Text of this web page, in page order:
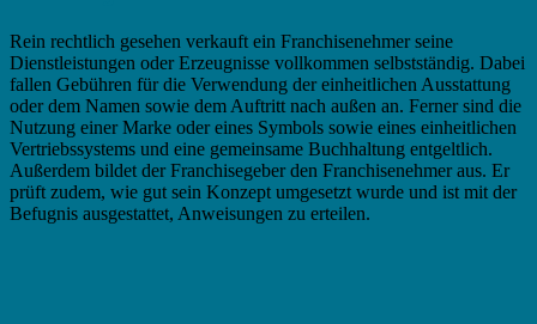
Rein rechtlich gesehen verkauft ein Franchisenehmer seine
Dienstleistungen oder Erzeugnisse vollkommen selbstständig. Dabei
fallen Gebühren für die Verwendung der einheitlichen Ausstattung
oder dem Namen sowie dem Auftritt nach außen an. Ferner sind die
Nutzung einer Marke oder eines Symbols sowie eines einheitlichen
Vertriebssystems und eine gemeinsame Buchhaltung entgeltlich.
Außerdem bildet der Franchisegeber den Franchisenehmer aus. Er
prüft zudem, wie gut sein Konzept umgesetzt wurde und ist mit der
Befugnis ausgestattet, Anweisungen zu erteilen.